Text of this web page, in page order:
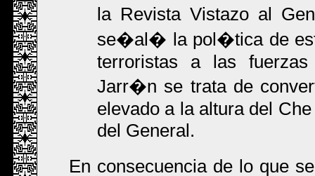
la Revista Vistazo al
se�al� la pol�tica de
terroristas a las fuerzas
Jarr�n se trata de
elevado a la altura del
del General.
En consecuencia de lo que